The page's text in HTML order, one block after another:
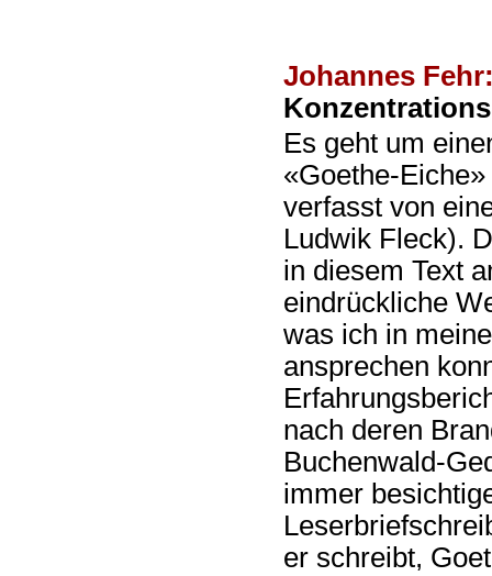
Johannes
Es geht um
«Goethe-
verfasst von
Ludwik Fleck).
in diesem Text
eindrückliche
was ich in
ansprechen
nach deren
Buchenwald-
immer
er schreibt,